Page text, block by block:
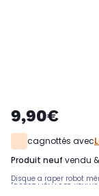
9,90€
cagnottés avec
produit neuf vendu
Disque a raper robot
[ROBOT MÉNAGER